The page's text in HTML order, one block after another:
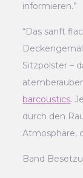
informieren.”
“Das sanft
Sitzpolster –
barcoustics.
durch den
Atmosphäre,
Band